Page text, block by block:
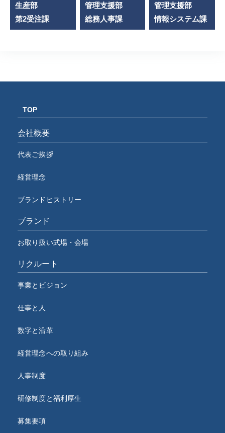
生産部
第2受注課
管理支援部
総務人事課
管理支援部
情報システム課
TOP
会社概要
代表ご挨拶
経営理念
ブランドヒストリー
ブランド
お取り扱い式場・会場
リクルート
事業とビジョン
仕事と人
数字と沿革
経営理念への取り組み
人事制度
研修制度と福利厚生
募集要項